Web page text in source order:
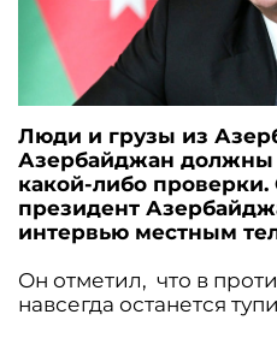
Люди и грузы из
Азербайджан должны
какой-либо проверки.
президент
интервью местным
Он отметил, что в
навсегда останется